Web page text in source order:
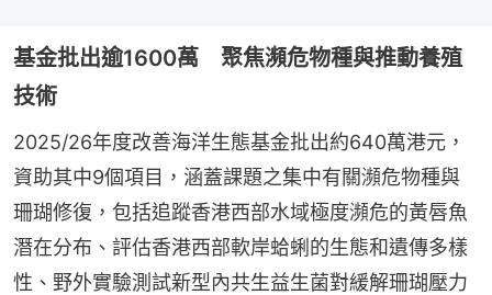
基金批出逾1600萬 聚焦瀕危物種與推動養殖
技術
2025/26年度改善海洋生態基金批出約640萬港元，
資助其中9個項目，涵蓋課題之集中有關瀕危物種與
珊瑚修復，包括追蹤香港西部水域極度瀕危的黃唇魚
潛在分布、評估香港西部軟岸蛤蜊的生態和遺傳多樣
性、野外實驗測試新型內共生益生菌對緩解珊瑚壓力